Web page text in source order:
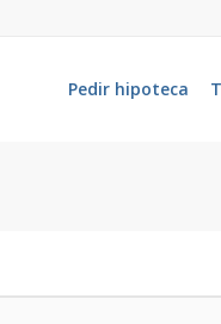
Pedir hipoteca